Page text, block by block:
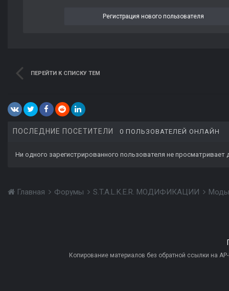
Регистрация нового пользователя
ПЕРЕЙТИ К СПИСКУ ТЕМ
ПОСЛЕДНИЕ ПОСЕТИТЕЛИ 0 ПОЛЬЗОВАТЕЛЕЙ ОНЛАЙН
Ни одного зарегистрированного пользователя не просматривает
Главная Форумы S.T.A.L.K.E.R. МОДИФИКАЦИИ Моды
Копирование материалов без обратной ссылки на